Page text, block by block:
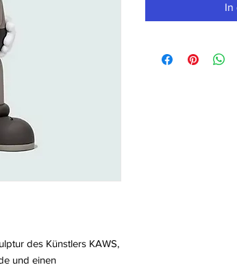
des Künstlers KAWS,
und einen
In